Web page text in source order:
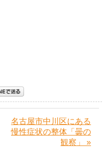
名古屋市中川区にある
慢性症状の整体「曇の
観察」 »